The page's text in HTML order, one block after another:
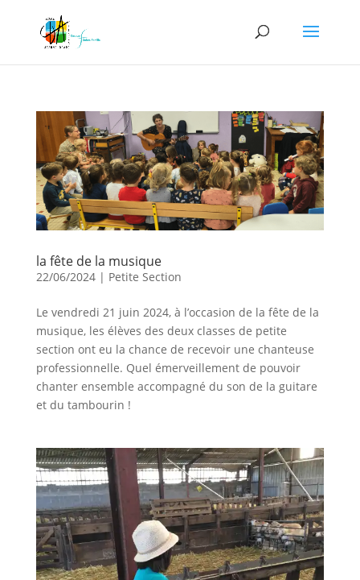
la fête de la musique
22/06/2024| Petite Section
Le vendredi 21 juin 2024, à l’occasion de la fête de la
musique, les élèves des deux classes de petite
section ont eu la chance de recevoir une chanteuse
professionnelle. Quel émerveillement de pouvoir
chanter ensemble accompagné du son de la guitare
et du tambourin !